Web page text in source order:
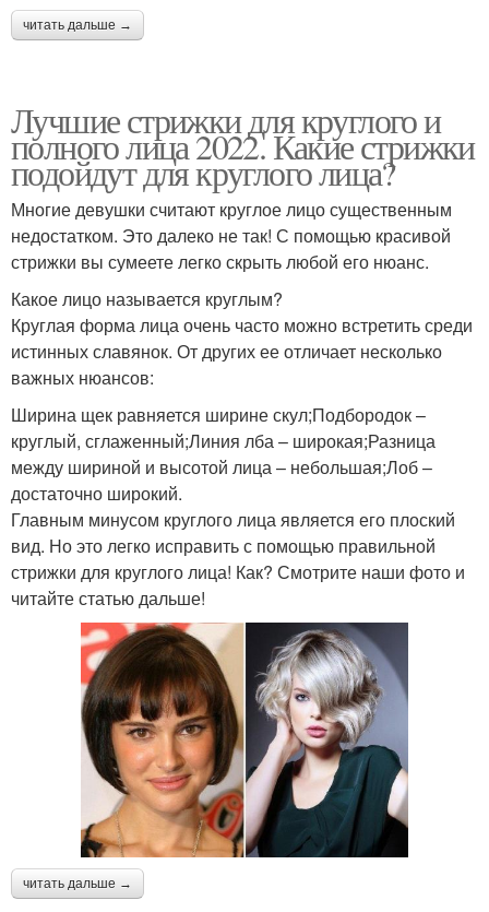
читать дальше →
Лучшие стрижки для круглого и
полного лица 2022. Какие стрижки
подойдут для круглого лица?
Многие девушки считают круглое лицо существенным
недостатком. Это далеко не так! С помощью красивой
стрижки вы сумеете легко скрыть любой его нюанс.
Какое лицо называется круглым?
Круглая форма лица очень часто можно встретить среди
истинных славянок. От других ее отличает несколько
важных нюансов:
Ширина щек равняется ширине скул;Подбородок –
круглый, сглаженный;Линия лба – широкая;Разница
между шириной и высотой лица – небольшая;Лоб –
достаточно широкий.
Главным минусом круглого лица является его плоский
вид. Но это легко исправить с помощью правильной
стрижки для круглого лица! Как? Смотрите наши фото и
читайте статью дальше!
читать дальше →